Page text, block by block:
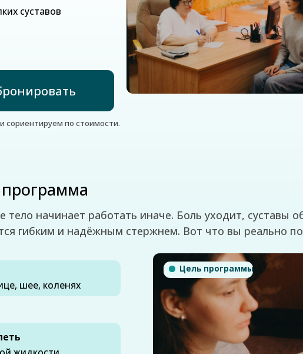
и надёжным стержнем. Вот что вы реально почувствуете:
по стоимости.
коленях